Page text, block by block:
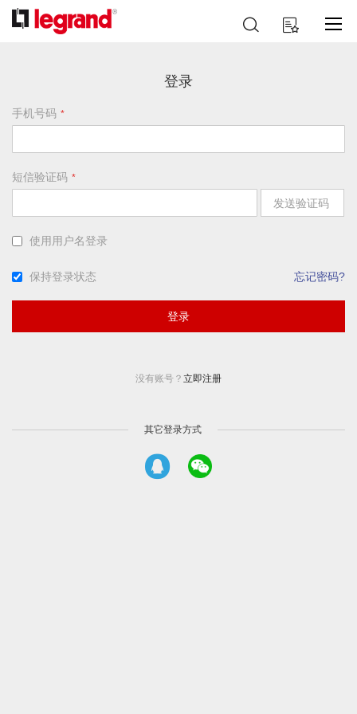
跳
到
我的购物车
索
登录
手机号码
短信验证码
发送验证码
使用用户名登录
保持登录状态 忘记密码?
登录
没有账号？ 立即注册
其它登录方式